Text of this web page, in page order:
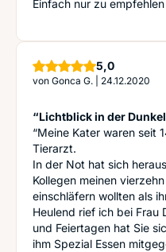
Einfach nur zu
5,0Sterne
von Gonca G. 24.12.2020
“Lichtblick in der
“Meine Kater waren seit
Tierarzt.
In der Not hat sich
Kollegen meinen
einschläfern wollten als
Heulend rief ich bei Frau
und Feiertagen hat Sie
ihm Spezial Essen